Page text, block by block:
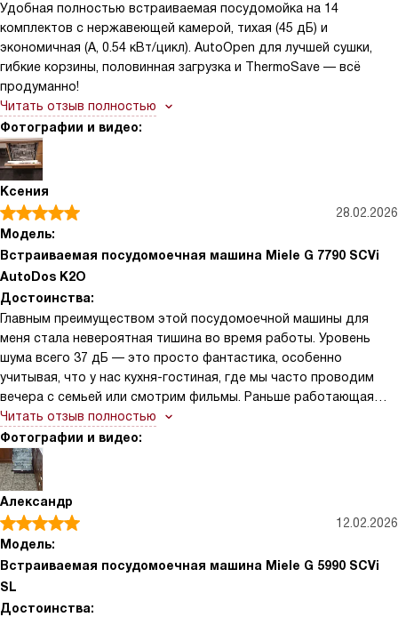
Удобная полностью встраиваемая посудомойка на 14
комплектов с нержавеющей камерой, тихая (45 дБ) и
экономичная (A, 0.54 кВт/цикл). AutoOpen для лучшей сушки,
гибкие корзины, половинная загрузка и ThermoSave — всё
продуманно!
Читать отзыв полностью
Фотографии и видео:
Ксения
28.02.2026
Модель:
Встраиваемая посудомоечная машина Miele G 7790 SCVi
AutoDos K2O
Достоинства:
Главным преимуществом этой посудомоечной машины для
меня стала невероятная тишина во время работы. Уровень
шума всего 37 дБ — это просто фантастика, особенно
учитывая, что у нас кухня-гостиная, где мы часто проводим
вечера с семьей или смотрим фильмы. Раньше работающая
посудомойка заглушала телевизор, а теперь я иногда даже
забываю, что она включена, пока не увижу проекцию времени
на полу или не проверю приложение. Второе огромное
достоинство — система автоматического дозирования
AutoDos с диском PowerDisk. Это настоящая революция в
быту: больше не нужно каждый раз отмерять гель, гадать,
сколько насыпать, или бегать в магазин за новыми таблетками.
Одного диска хватает надолго, и машина сама определяет
идеальное количество моющего средства в зависимости от
загрязнения посуды. Также хочу отметить функцию сушки
AutoOpen: дверца автоматически приоткрывается в конце
Читать отзыв полностью
Фотографии и видео:
Александр
12.02.2026
Модель:
Встраиваемая посудомоечная машина Miele G 5990 SCVi
SL
Достоинства: